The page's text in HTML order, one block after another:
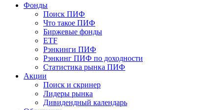
Фонды
Поиск ПИФ
Что такое ПИФ
Биржевые фонды
ETF
Рэнкинги ПИФ
Рэнкинг ПИФ по доходности
Статистика рынка ПИФ
Акции
Поиск и скринер
Лидеры рынка
Дивидендный календарь